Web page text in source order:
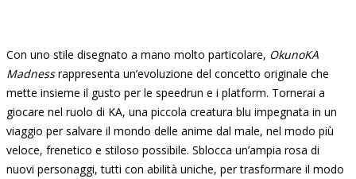
Con uno stile disegnato a mano molto particolare, OkunoKA
Madnessrappresenta un’evoluzione del concetto originale che
mette insieme il gusto per le speedrun e i platform. Tornerai a
giocare nel ruolo di KA, una piccola creatura blu impegnata in un
viaggio per salvare il mondo delle anime dal male, nel modo più
veloce, frenetico e stiloso possibile. Sblocca un’ampia rosa di
nuovi personaggi, tutti con abilità uniche, per trasformare il modo